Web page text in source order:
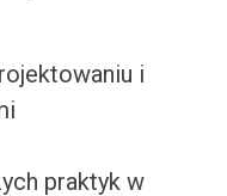
i
praktyk w